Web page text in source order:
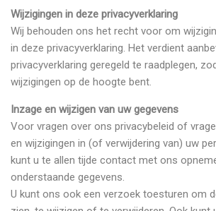
Wijzigingen in deze privacyverklaring
Wij behouden ons het recht voor om
in deze privacyverklaring. Het verdient
privacyverklaring geregeld te raadplegen,
wijzigingen op de hoogte bent.
Inzage en wijzigen van uw gegevens
Voor vragen over ons privacybeleid of
en wijzigingen in (of verwijdering van) uw
kunt u te allen tijde contact met ons
onderstaande gegevens.
U kunt ons ook een verzoek toesturen om